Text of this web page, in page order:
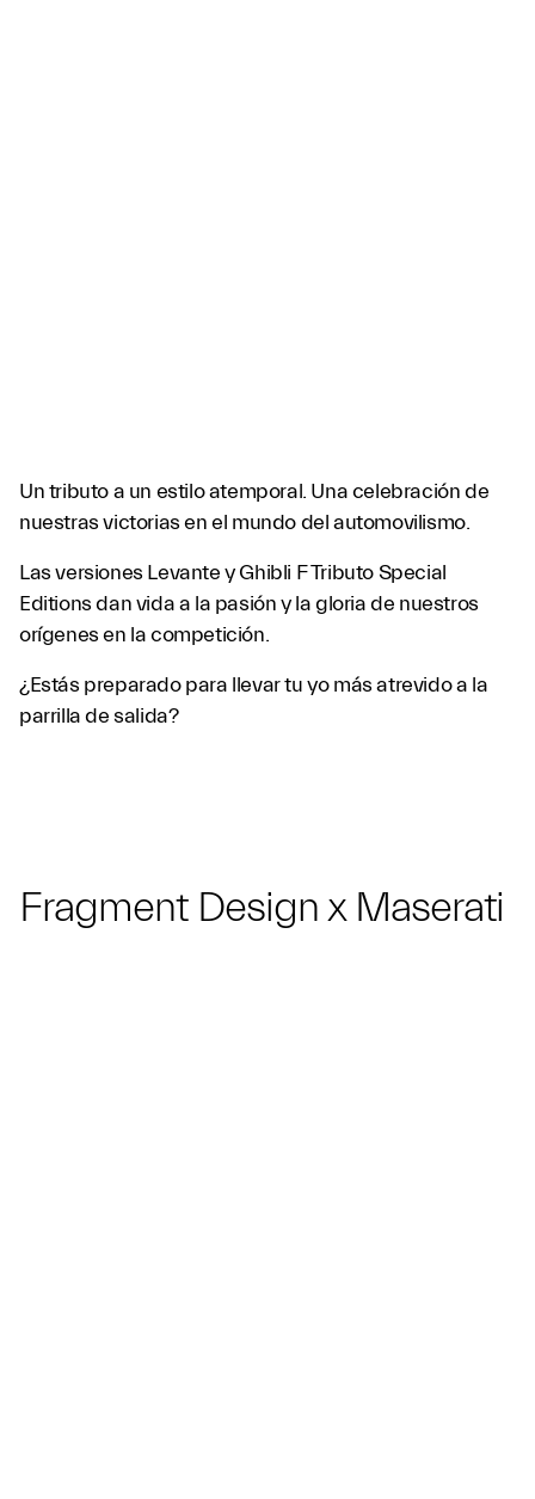
Un tributo a un estilo atemporal. Una celebración de
nuestras victorias en el mundo del automovilismo.
Las versiones Levante y Ghibli F Tributo Special
Editions dan vida a la pasión y la gloria de nuestros
orígenes en la competición.
¿Estás preparado para llevar tu yo más atrevido a la
parrilla de salida?
Fragment Design x Maserati